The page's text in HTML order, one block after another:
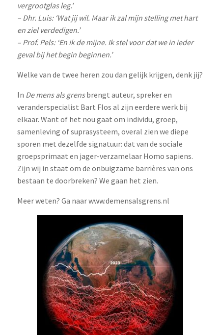
vergrootglas leg.’
– Dhr. Luis: ‘Wat jij wil. Maar ik zal mijn stelling met hart
en ziel verdedigen.’
– Prof. Pels: ‘En ik de mijne. Ik stel voor dat we in ieder
geval bij het begin beginnen.’
Welke van de twee heren zou dan gelijk krijgen, denk jij?
In De mens als grensbrengt auteur, spreker en
veranderspecialist Bart Flos al zijn eerdere werk bij
elkaar. Want of het nou gaat om individu, groep,
samenleving of suprasysteem, overal zien we diepe
sporen met dezelfde signatuur: dat van de sociale
groepsprimaat en jager-verzamelaar Homo sapiens.
Zijn wij in staat om de onbuigzame barrières van ons
bestaan te doorbreken? We gaan het zien.
Meer weten? Ga naar www.demensalsgrens.nl